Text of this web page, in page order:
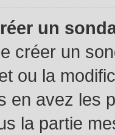
un
créer un
ou la
en avez les
la partie